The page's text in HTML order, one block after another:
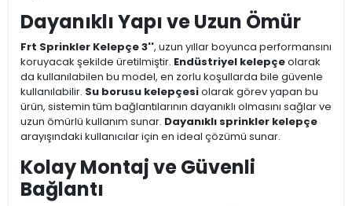
Dayanıklı Yapı ve Uzun Ömür
Frt Sprinkler Kelepçe 3'', uzun yıllar boyunca performansını
koruyacak şekilde üretilmiştir. Endüstriyel kelepçeolarak
da kullanılabilen bu model, en zorlu koşullarda bile güvenle
kullanılabilir. Su borusu kelepçesiolarak görev yapan bu
ürün, sistemin tüm bağlantılarının dayanıklı olmasını sağlar ve
uzun ömürlü kullanım sunar. Dayanıklı sprinkler kelepçe
arayışındaki kullanıcılar için en ideal çözümü sunar.
Kolay Montaj ve Güvenli
Bağlantı